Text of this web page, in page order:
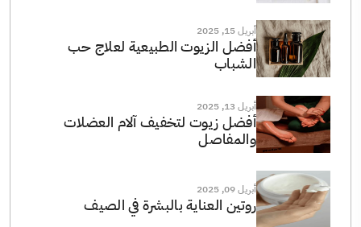
أبريل 15, 2025
أفضل الزيوت الطبيعية لعلاج حب
الشباب
أبريل 13, 2025
أفضل زيوت لتخفيف آلام العضلات
والمفاصل
أبريل 09, 2025
روتين العناية بالبشرة في الصيف